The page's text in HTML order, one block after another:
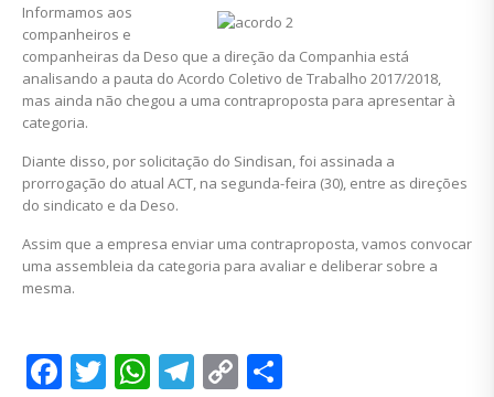
Informamos aos
companheiros e
companheiras da Deso que a direção da Companhia está
analisando a pauta do Acordo Coletivo de Trabalho 2017/2018,
mas ainda não chegou a uma contraproposta para apresentar à
categoria.
Diante disso, por solicitação do Sindisan, foi assinada a
prorrogação do atual ACT, na segunda-feira (30), entre as direções
do sindicato e da Deso.
Assim que a empresa enviar uma contraproposta, vamos convocar
uma assembleia da categoria para avaliar e deliberar sobre a
mesma.
Facebook
Twitter
WhatsApp
Telegram
Copy